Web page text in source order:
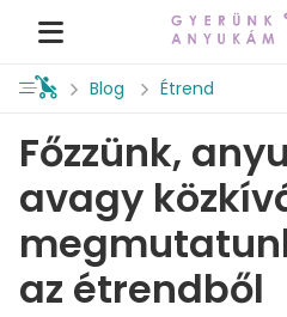
Blog Étrend
Főzzünk,
avagy
az étrendből